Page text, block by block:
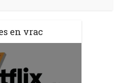
en vrac